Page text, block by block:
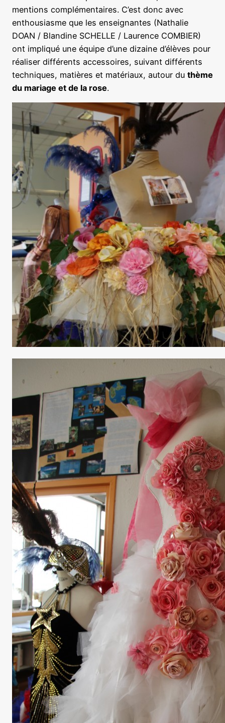
mentions complémentaires. C’est donc avec
enthousiasme que les enseignantes (Nathalie
DOAN / Blandine SCHELLE / Laurence COMBIER)
ont impliqué une équipe d’une dizaine d’élèves pour
réaliser différents accessoires, suivant différents
techniques, matières et matériaux, autour du thème
du mariage et de la rose.